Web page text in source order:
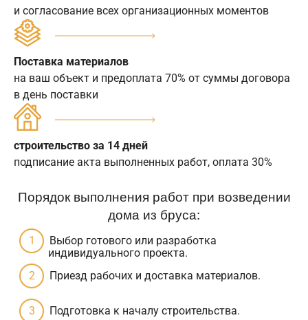
и согласование всех организационных моментов
Поставка материалов
на ваш объект и предоплата 70% от суммы договора
в день поставки
строительство за 14 дней
подписание акта выполненных работ, оплата 30%
Порядок выполнения работ при возведении
дома из бруса:
Выбор готового или разработка
индивидуального проекта.
Приезд рабочих и доставка материалов.
Подготовка к началу строительства.